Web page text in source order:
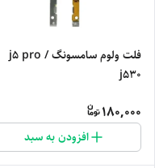
فلت ولوم سامسونگ j5 pro /
j530
180,000
افزودن به سبد